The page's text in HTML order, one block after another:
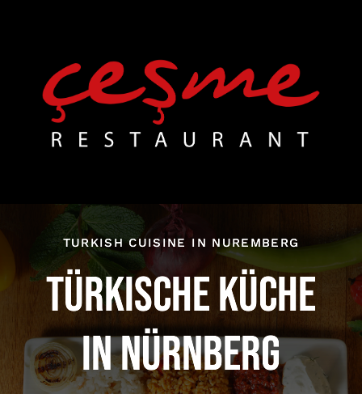
content
TURKISH CUISINE IN NUREMBERG
TÜRKISCHE KÜCHE
IN NÜRNBERG